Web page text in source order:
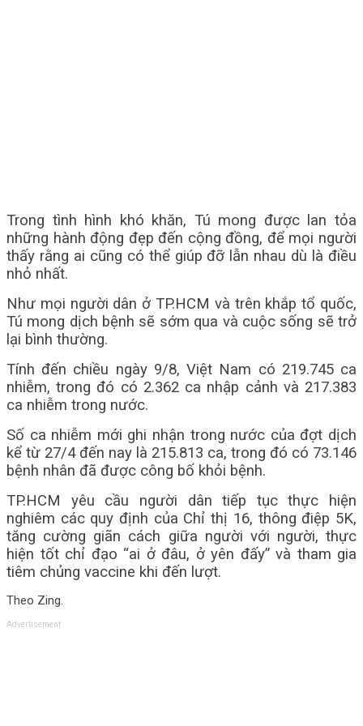
Trong tình hình khó khăn, Tú mong được lan tỏa
những hành động đẹp đến cộng đồng, để mọi người
thấy rằng ai cũng có thể giúp đỡ lẫn nhau dù là điều
nhỏ nhất.
Như mọi người dân ở TP.HCM và trên khắp tổ quốc,
Tú mong dịch bệnh sẽ sớm qua và cuộc sống sẽ trở
lại bình thường.
Tính đến chiều ngày 9/8, Việt Nam có 219.745 ca
nhiễm, trong đó có 2.362 ca nhập cảnh và 217.383
ca nhiễm trong nước.
Số ca nhiễm mới ghi nhận trong nước của đợt dịch
kể từ 27/4 đến nay là 215.813 ca, trong đó có 73.146
bệnh nhân đã được công bố khỏi bệnh.
TP.HCM yêu cầu người dân tiếp tục thực hiện
nghiêm các quy định của Chỉ thị 16, thông điệp 5K,
tăng cường giãn cách giữa người với người, thực
hiện tốt chỉ đạo “ai ở đâu, ở yên đấy” và tham gia
tiêm chủng vaccine khi đến lượt.
Theo Zing.
Advertisement